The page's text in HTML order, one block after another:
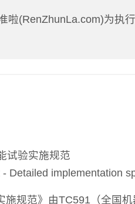
啦(RenZhunLa.com)为执
试验实施规范
Detailed implementation
施规范》由TC591（全国